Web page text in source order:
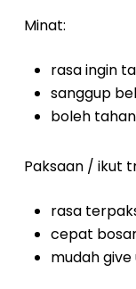
Minat:
rasa ingin
sanggup
boleh
Paksaan / ikut
rasa
cepat
mudah give